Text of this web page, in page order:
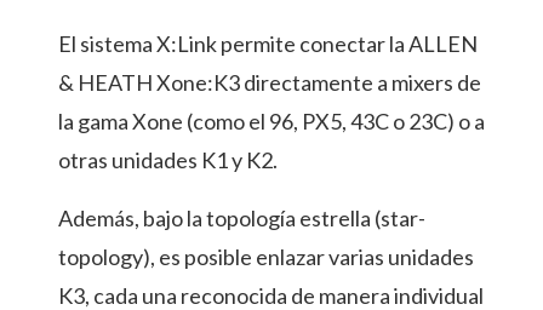
El sistema X:Link permite conectar la ALLEN
& HEATH Xone:K3 directamente a mixers de
la gama Xone (como el 96, PX5, 43C o 23C) o a
otras unidades K1 y K2.
Además, bajo la topología estrella (star-
topology), es posible enlazar varias unidades
K3, cada una reconocida de manera individual